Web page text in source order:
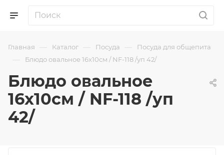
Главная — Каталог — Посуда — Посуда для общепита
— Блюдо овальное 16х10см / NF-118 /уп 42/
Блюдо овальное
16х10см / NF-118 /уп
42/